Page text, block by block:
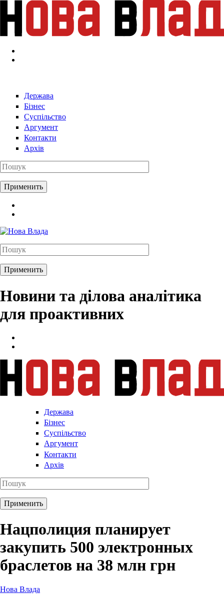
Перейти к основному содержанию
Держава
Бізнес
Суспільство
Аргумент
Контакти
Архів
Новини та ділова аналітика
для проактивних
Держава
Бізнес
Суспільство
Аргумент
Контакти
Архів
Нацполиция планирует
закупить 500 электронных
браслетов на 38 млн грн
Нова Влада